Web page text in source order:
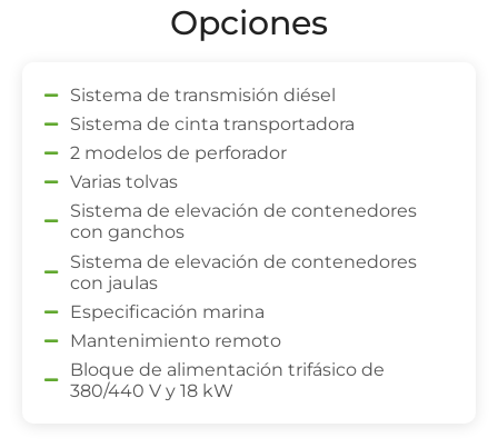
Opciones
Sistema de transmisión diésel
Sistema de cinta transportadora
2 modelos de perforador
Varias tolvas
Sistema de elevación de contenedores
con ganchos
Sistema de elevación de contenedores
con jaulas
Especificación marina
Mantenimiento remoto
Bloque de alimentación trifásico de
380/440 V y 18 kW